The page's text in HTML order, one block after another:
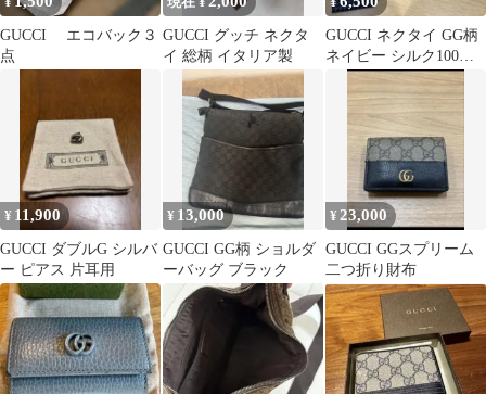
GUCCI エコバック３
点
GUCCI グッチ ネクタ
イ 総柄 イタリア製
GUCCI ネクタイ GG柄
ネイビー シルク100%
イタリア製
¥ 11,900
GUCCI ダブルG シルバ
ー ピアス 片耳用
¥ 13,000
GUCCI GG柄 ショルダ
ーバッグ ブラック
¥ 23,000
GUCCI GGスプリーム
二つ折り財布